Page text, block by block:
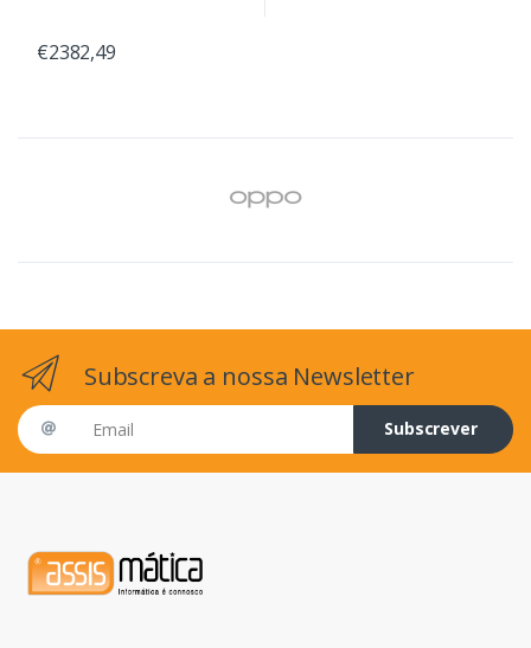
€2382,49
Subscreva a nossa Newsletter
Email address
Subscrever